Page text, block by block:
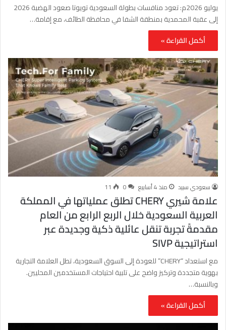
يوليو 2026م: تعود منافسات بطولة السعودية تويوتا صعود الهضبة 2026
إلى عقبة المحمدية بمنطقة الشفا في محافظة الطائف، مع إقامة…
أكمل القراءة »
سعودي سبيد منذ 4 أسابيع 0
11
علامة شيري CHERY تطلق عملياتها في المملكة
العربية السعودية خلال الربع الرابع من العام
مقدمةً تجربة تنقل عائلية ذكية وجديدة عبر
استراتيجية SIVP
مع استعداد “CHERY” للعودة إلى السوق السعودية، تطل العلامة التجارية
بهوية متجددة وتركيز واضح على تلبية احتياجات المستخدمين المحليين.
وبالنسبة…
أكمل القراءة »